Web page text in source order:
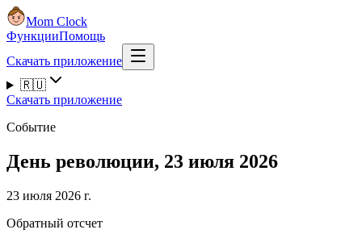
Mom Clock
ФункцииПомощь
Скачать приложение
🇷🇺
Скачать приложение
Событие
День революции, 23 июля 2026
23 июля 2026 г.
Обратный отсчет